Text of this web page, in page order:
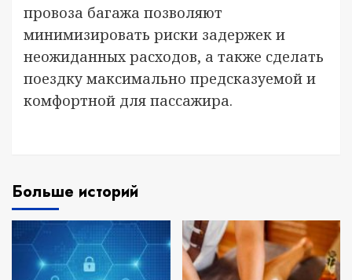
провоза багажа позволяют
минимизировать риски задержек и
неожиданных расходов, а также сделать
поездку максимально предсказуемой и
комфортной для пассажира.
Больше историй